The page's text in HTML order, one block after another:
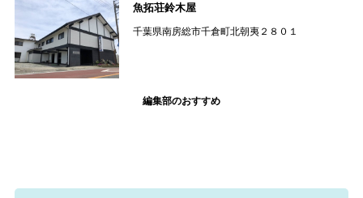
魚拓荘鈴木屋
千葉県南房総市千倉町北朝夷２８０１
編集部のおすすめ